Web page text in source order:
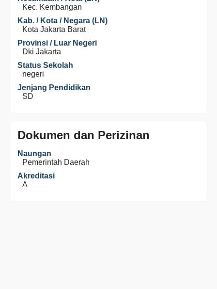
Kec. Kembangan
Kab. / Kota / Negara (LN)
Kota Jakarta Barat
Provinsi / Luar Negeri
Dki Jakarta
Status Sekolah
negeri
Jenjang Pendidikan
SD
Dokumen dan Perizinan
Naungan
Pemerintah Daerah
Akreditasi
A